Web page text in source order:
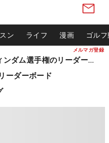
メルマガ登録
ン ライフ 漫画 ゴル
松山英樹ら出場 ウィンダム選手権のリーダーボード
ーダーボード